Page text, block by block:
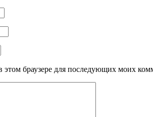
этом браузере для последующих моих